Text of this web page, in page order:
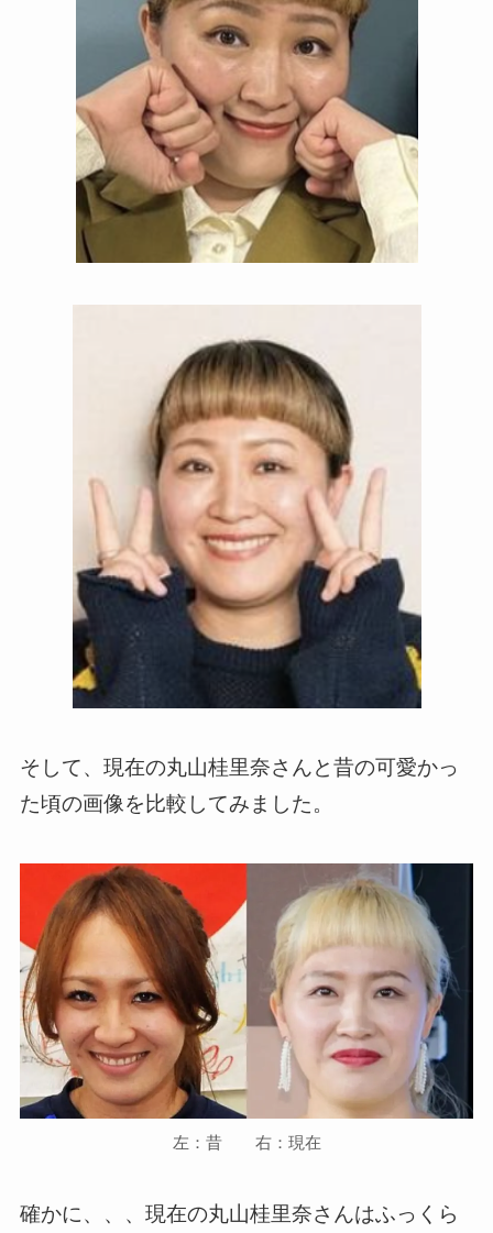
そして、現在の丸山桂里奈さんと昔の可愛かっ
た頃の画像を比較してみました。
左：昔 右：現在
確かに、、、現在の丸山桂里奈さんはふっくら